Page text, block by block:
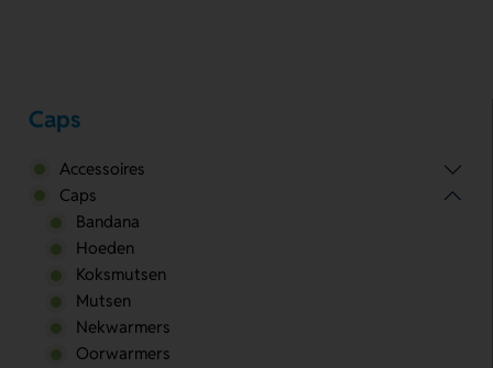
Caps
Accessoires
Caps
Bandana
Hoeden
Koksmutsen
Mutsen
Nekwarmers
Oorwarmers